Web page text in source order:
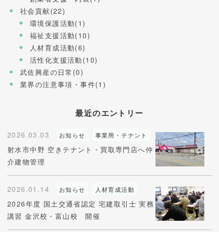
社会貢献(22)
環境保護活動(1)
福祉支援活動(10)
人材育成活動(6)
活性化支援活動(10)
武佐興産の日常(0)
業界の注意事項・事件(1)
最近のエントリー
2026.03.03 お知らせ 事業用・テナント
射水市中野 空きテナント・買取専門店へ仲
介建物管理
2026.01.14 お知らせ 人材育成活動
2026年度 国土交通省認定 宅建取引士 実務
講習 金沢校・富山校 開催